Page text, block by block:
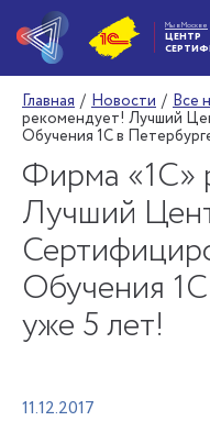
Мы в Москве
ЦЕНТР
Главная / Новости / Все
рекомендует! Лучший
Обучения 1С в
Фирма «1С»
Лучший
Обучения
уже 5 лет!
11.12.2017